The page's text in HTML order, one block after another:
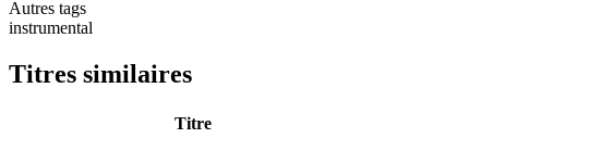
Autres tags
instrumental
Titres similaires
Titre